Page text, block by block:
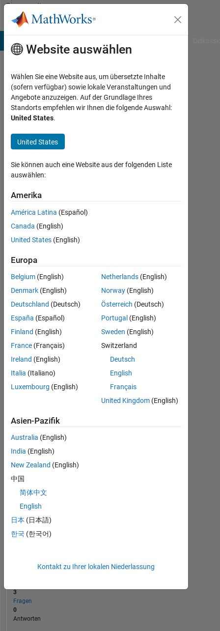
Weiter zum Inhalt
Community
Profile
Jordan
Last
seen: 7
Monate
vor
|
seit
2023
Followers:
Following:
Follow
Dashboard
Statistik
MATLAB Answers
BEITRÄGE
-2-1 2
3
09/23
01/24
05/24
09/24
01/25
09/25
01/26
05/26 02/24
RANG
189.868
302.031
3
Fragen
0
Antworten
Website auswählen
Wählen Sie eine Website aus, um übersetzte Inhalte
(sofern verfügbar) sowie lokale Veranstaltungen und
Angebote anzuzeigen. Auf der Grundlage Ihres
Standorts empfehlen wir Ihnen die folgende Auswahl:
United States.
United States
Sie können auch eine Website aus der folgenden Liste
auswählen:
Amerika
América Latina (Español)
Canada (English)
United States (English)
Europa
Belgium (English)
Denmark (English)
Deutschland (Deutsch)
España (Español)
Finland (English)
France (Français)
Ireland (English)
Italia (Italiano)
Luxembourg (English)
Netherlands (English)
Norway (English)
Österreich (Deutsch)
Portugal (English)
Sweden (English)
Switzerland
Deutsch
English
Français
United Kingdom (English)
Asien-Pazifik
Australia (English)
India (English)
New Zealand (English)
中国
简体中文
English
日本 (日本語)
한국 (한국어)
Kontakt zu Ihrer lokalen Niederlassung